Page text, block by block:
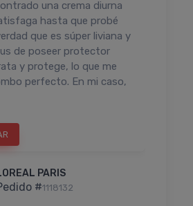
una crema diurna
hasta que probé
que es súper liviana y
de poseer protector
y protege, lo que me
perfecto. En mi caso,
PARIS
#1118132